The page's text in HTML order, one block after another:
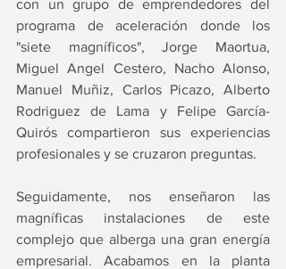
con un grupo de emprendedores del
programa de aceleración donde los
"siete magníficos", Jorge Maortua,
Miguel Angel Cestero, Nacho Alonso,
Manuel Muñiz, Carlos Picazo, Alberto
Rodriguez de Lama y Felipe García-
Quirós compartieron sus experiencias
profesionales y se cruzaron preguntas.
Seguidamente, nos enseñaron las
magníficas instalaciones de este
complejo que alberga una gran energía
empresarial. Acabamos en la planta